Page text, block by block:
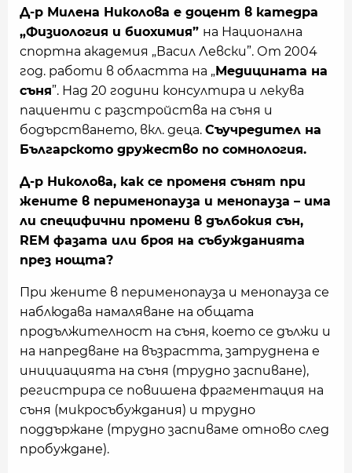
Д-р Милена Николова е доцент в катедра
„Физиология и биохимия” на Национална
спортна академия „Васил Левски”. От 2004
год. работи в областта на „Медицината на
съня”. Над 20 години консултира и лекува
пациенти с разстройства на съня и
бодърстването, вкл. деца. Съучредител на
Българското дружество по сомнология.
Д-р Николова, как се променя сънят при
жените в перименопауза и менопауза – има
ли специфични промени в дълбокия сън,
REM фазата или броя на събужданията
през нощта?
При жените в перименопауза и менопауза се
наблюдава намаляване на общата
продължителност на съня, което се дължи и
на напредване на възрастта, затруднена е
инициацията на съня (трудно заспиване),
регистрира се повишена фрагментация на
съня (микросъбуждания) и трудно
поддържане (трудно заспиваме отново след
пробуждане).